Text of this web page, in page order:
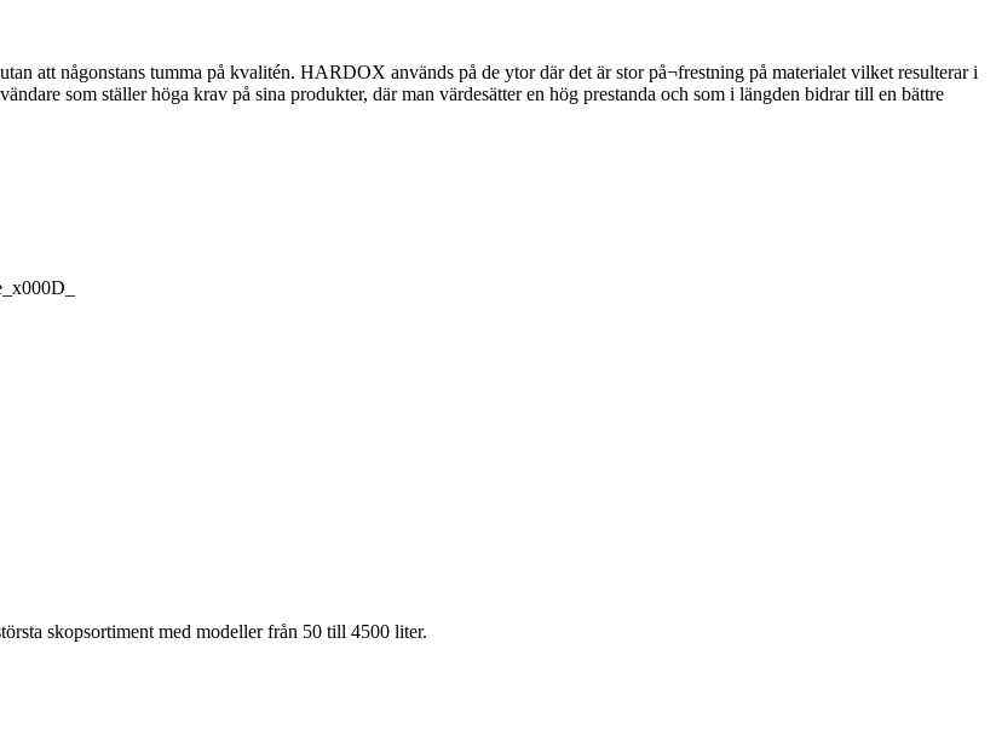
att någonstans tumma på kvalitén. HARDOX används på de ytor där det är stor på¬frestning på materialet vilket resulterar i
som ställer höga krav på sina produkter, där man värdesätter en hög prestanda och som i längden bidrar till en bättre
skopsortiment med modeller från 50 till 4500 liter.